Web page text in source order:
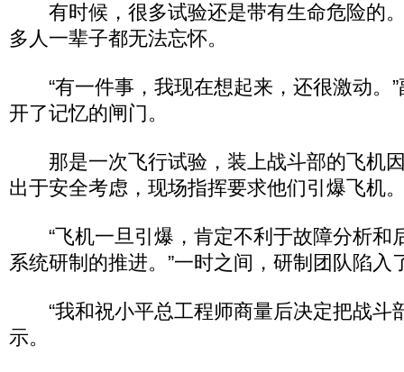
有时候，很多试验还是带有生命危险的
多人一辈子都无法忘怀。
“有一件事，我现在想起来，还很激动。”
开了记忆的闸门。
那是一次飞行试验，装上战斗部的飞机
出于安全考虑，现场指挥要求他们引爆飞机
“飞机一旦引爆，肯定不利于故障分析和
系统研制的推进。”一时之间，研制团队陷入
“我和祝小平总工程师商量后决定把战斗
示。